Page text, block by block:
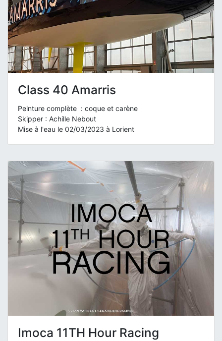
Class 40 Amarris
Peinture complète : coque et carène
Skipper : Achille Nebout
Mise à l'eau le 02/03/2023 à Lorient
Imoca 11TH Hour Racing